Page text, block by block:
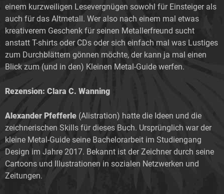
einem kurzweiligen Lesevergnügen sowohl für Einsteiger als
auch für das Altmetall. Wer also nach einem mal etwas
kreativerem Geschenk für seinen Metallerfreund sucht
anstatt T-shirts oder CDs oder sich einfach mal was Lustiges
zum Durchblättern gönnen möchte, der kann ja mal einen
Blick zum (und in den) Kleinen Metal-Guide werfen.
Rezension: Clara C. Wanning
Alexander Pfefferle (Alistration) hatte die Ideen und die
zeichnerischen Skills für dieses Buch. Ursprünglich war der
kleine Metal-Guide seine Bachelorarbeit im Studiengang
Design im Jahre 2017. Bekannt ist der Zeichner durch seine
Cartoons und Illustrationen in sozialen Netzwerken und
Zeitungen.